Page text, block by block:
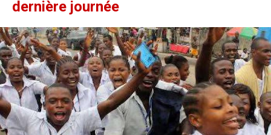
dernière journée